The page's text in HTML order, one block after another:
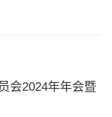
会2024年年会暨